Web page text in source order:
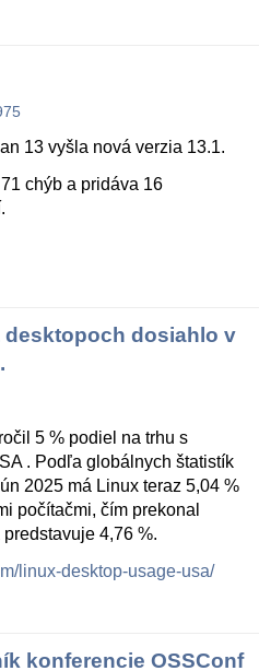
13 vyšla nová verzia 13.1.
chýb a pridáva 16
dosiahlo v
5 % podiel na trhu s
. Podľa globálnych štatistík
2025 má Linux teraz 5,04 %
počítačmi, čím prekonal
predstavuje 4,76 %.
linux-desktop-usage-usa/
konferencie OSSConf